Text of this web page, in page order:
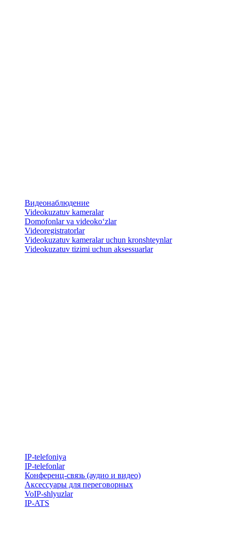
Видеонаблюдение
Videokuzatuv kameralar
​Domofonlar va videoko‘zlar
Videoregistratorlar
Videokuzatuv kameralar uchun kronshteynlar
​Videokuzatuv tizimi uchun aksessuarlar
IP-telefoniya
​IP-telefonlar
Конференц-связь (аудио и видео)
Аксессуары для переговорных
VoIP-shlyuzlar
IP-ATS